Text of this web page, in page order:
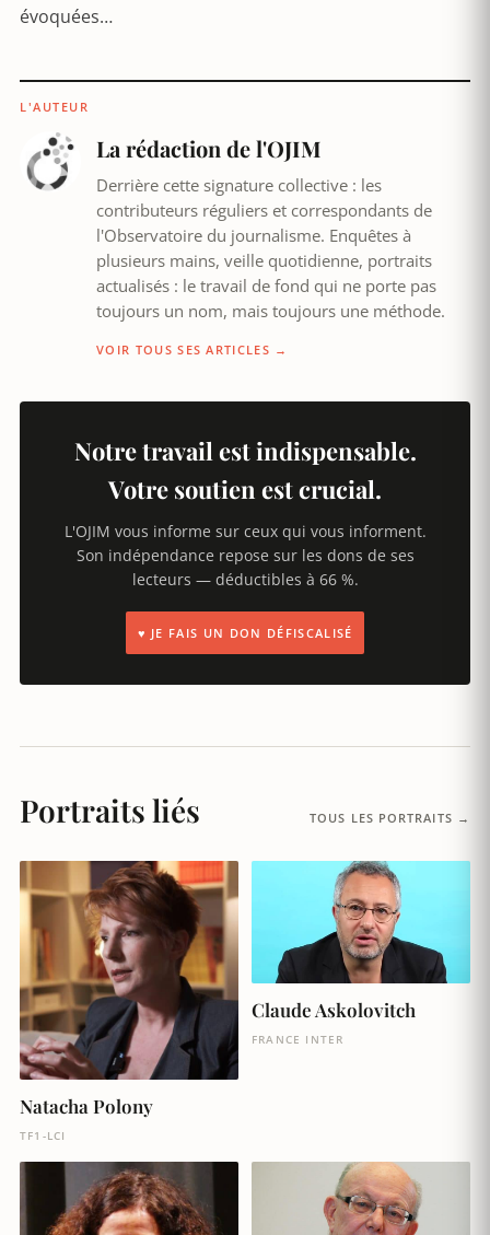
évoquées…
L'AUTEUR
La rédaction de l'OJIM
Derrière cette signature collective : les
contributeurs réguliers et correspondants de
l'Observatoire du journalisme. Enquêtes à
plusieurs mains, veille quotidienne, portraits
actualisés : le travail de fond qui ne porte pas
toujours un nom, mais toujours une méthode.
VOIR TOUS SES ARTICLES →
Notre travail est indispensable.
Votre soutien est crucial.
L'OJIM vous informe sur ceux qui vous informent.
Son indépendance repose sur les dons de ses
lecteurs — déductibles à 66 %.
♥ JE FAIS UN DON DÉFISCALISÉ
Portraits liés TOUS LES PORTRAITS →
Natacha Polony
TF1-LCI
Claude Askolovitch
FRANCE INTER